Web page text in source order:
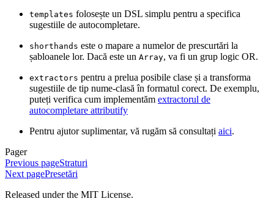
templates folosește un DSL simplu pentru a specifica
sugestiile de autocompletare.
shorthands este o mapare a numelor de prescurtări la
șabloanele lor. Dacă este un Array, va fi un grup logic OR.
extractors pentru a prelua posibile clase și a transforma
sugestiile de tip nume-clasă în formatul corect. De exemplu,
puteți verifica cum implementăm extractorul de
autocompletare attributify
Pentru ajutor suplimentar, vă rugăm să consultați aici.
Pager
Previous pageStraturi
Next pagePresetări
Released under the MIT License.